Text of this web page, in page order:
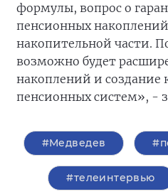
формулы, вопрос о
пенсионных
накопительной части.
возможно будет
накоплений и создание
пенсионных систем», -
#Медведев
#телеинтервью